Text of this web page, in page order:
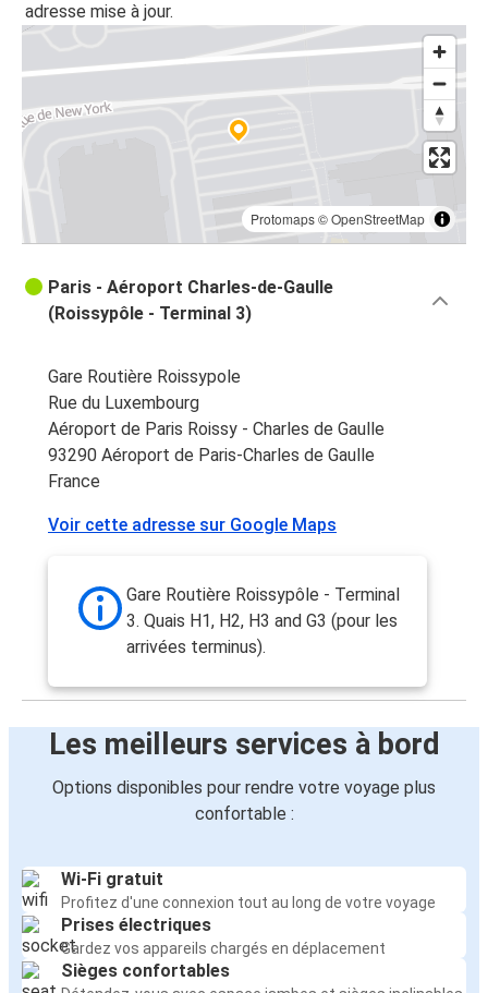
adresse mise à jour.
Protomaps©OpenStreetMap
Paris - Aéroport Charles-de-Gaulle
(Roissypôle - Terminal 3)
Gare Routière Roissypole
Rue du Luxembourg
Aéroport de Paris Roissy - Charles de Gaulle
93290 Aéroport de Paris-Charles de Gaulle
France
Voir cette adresse sur Google Maps
Gare Routière Roissypôle - Terminal
3. Quais H1, H2, H3 and G3 (pour les
arrivées terminus).
Les meilleurs services à bord
Options disponibles pour rendre votre voyage plus
confortable :
Wi-Fi gratuit
Profitez d'une connexion tout au long de votre voyage
Prises électriques
Gardez vos appareils chargés en déplacement
Sièges confortables